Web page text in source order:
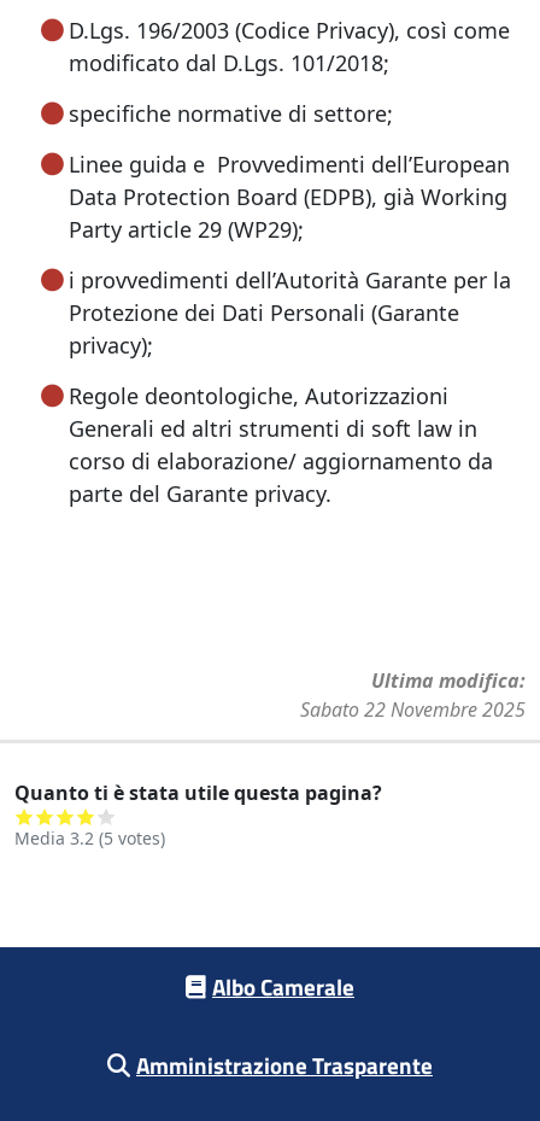
D.Lgs. 196/2003 (Codice Privacy), così come
modificato dal D.Lgs. 101/2018;
specifiche normative di settore;
Linee guida e Provvedimenti dell’European
Data Protection Board (EDPB), già Working
Party article 29 (WP29);
i provvedimenti dell’Autorità Garante per la
Protezione dei Dati Personali (Garante
privacy);
Regole deontologiche, Autorizzazioni
Generali ed altri strumenti di soft law in
corso di elaborazione/ aggiornamento da
parte del Garante privacy.
Ultima modifica
Sabato 22 Novembre 2025
Quanto ti è stata utile questa pagina?
Media 3.2 (5 votes)
Albo Camerale
Amministrazione Trasparente